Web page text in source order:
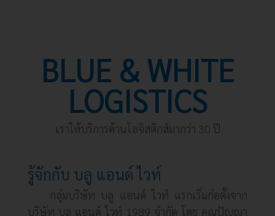
BLUE & WHITE
LOGISTICS
เราให้บริการด้านโลจิสติกส์มากว่า 30 ปี
รู้จักกับ บลู แอนด์ ไวท์
กลุ่มบริษัท บลู แอนด์ ไวท์ แรกเริ่มก่อตั้งจาก
บริษัท บลู แอนด์ ไวท์ 1989 จำกัด โดย คุณปัญญา